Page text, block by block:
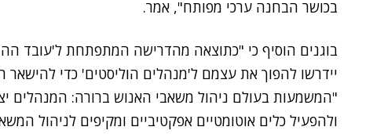
בכושר הבחנה ערכי מפותח", אמר.
בוגנים הוסיף כי "כתוצאה מהדרישה המתפתחת ל'עובד
יידרשו להפוך את עצמם ל'מנהלים הוליסטים' כדי להישאר
"המשמעות בעולם ניהול משאבי האנוש ברורה: המנהלים
ולהפעיל כלים אוטומטיים אפקטיביים ומקיפים לניהול